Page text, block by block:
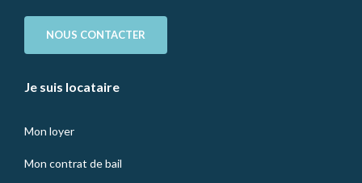
NOUS CONTACTER
Je suis locataire
Mon loyer
Mon contrat de bail